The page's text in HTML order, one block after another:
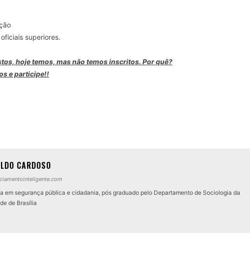
superiores.
hoje temos, mas não temos inscritos. Por quê?
e participe!!
CARDOSO
em segurança pública e cidadania, pós graduado pelo Departamento de Sociologia da
de Brasília